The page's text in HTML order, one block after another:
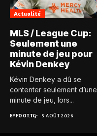
Actualité
MLS / League Cup:
Seulement une
minute de jeu pour
Kévin Denkey
Kévin Denkey a dû se
contenter seulement d’une
minute de jeu, lors...
BYFOOT.TG 5 AOÛT 2026